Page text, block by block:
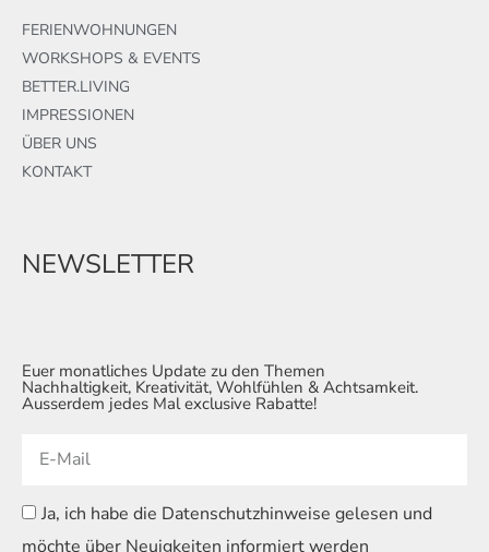
FERIENWOHNUNGEN
WORKSHOPS & EVENTS
BETTER.LIVING
IMPRESSIONEN
ÜBER UNS
KONTAKT
NEWSLETTER
Euer monatliches Update zu den Themen
Nachhaltigkeit, Kreativität, Wohlfühlen & Achtsamkeit.
Ausserdem jedes Mal exclusive Rabatte!
Ja, ich habe die Datenschutzhinweise gelesen und
möchte über Neuigkeiten informiert werden